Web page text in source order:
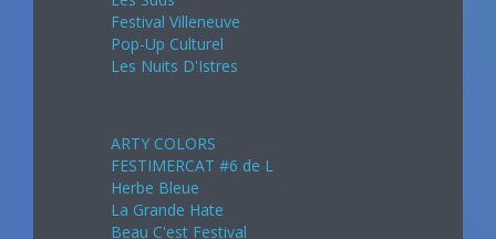
Festival Villeneuve
Pop-Up Culturel
Les Nuits D'Istres
ARTY COLORS
FESTIMERCAT #6 de L
Herbe Bleue
La Grande Hate
Beau C'est Festival